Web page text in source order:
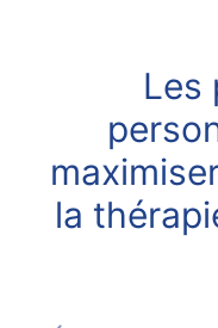
Les
la